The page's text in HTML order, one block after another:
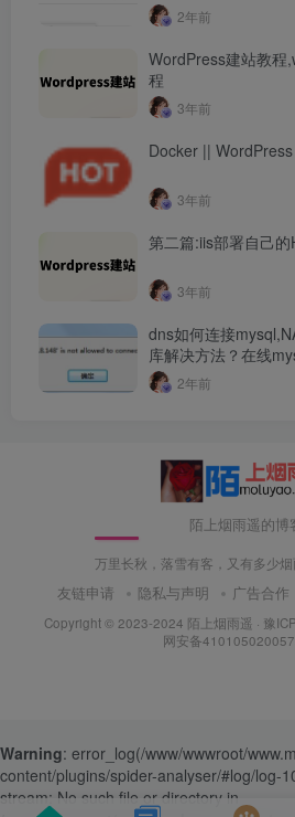
2年前
WordPress建站教程
程
3年前
Docker ||
3年前
第二篇:iis部署自己
3年前
dns如何连接
库解决方法？在线
2年前
陌上烟雨遥的博
万里长秋，落雪有客，又有多少
友链申请 隐私与声明 广告合作
Copyright © 2023-2024 陌上烟雨遥 · 豫
网安备
Warning: error_log(/www/wwwroot/
content/plugins/spider-analyser/#log/log-
stream: No such file or directory in